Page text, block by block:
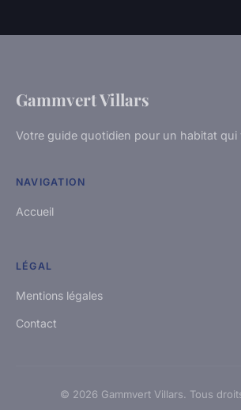
Gammvert Villars
Votre guide quotidien pour un habitat qui
NAVIGATION
Accueil
LÉGAL
Mentions légales
Contact
© 2026 Gammvert Villars. Tous